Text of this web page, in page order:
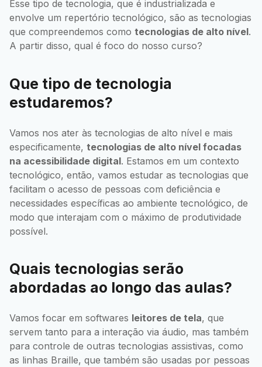
Esse tipo de tecnologia, que é industrializada e
envolve um repertório tecnológico, são as tecnologias
que compreendemos como tecnologias de alto nível.
A partir disso, qual é foco do nosso curso?
Que tipo de tecnologia
estudaremos?
Vamos nos ater às tecnologias de alto nível e mais
especificamente, tecnologias de alto nível focadas
na acessibilidade digital. Estamos em um contexto
tecnológico, então, vamos estudar as tecnologias que
facilitam o acesso de pessoas com deficiência e
necessidades específicas ao ambiente tecnológico, de
modo que interajam com o máximo de produtividade
possível.
Quais tecnologias serão
abordadas ao longo das aulas?
Vamos focar em softwares leitores de tela, que
servem tanto para a interação via áudio, mas também
para controle de outras tecnologias assistivas, como
as linhas Braille, que também são usadas por pessoas